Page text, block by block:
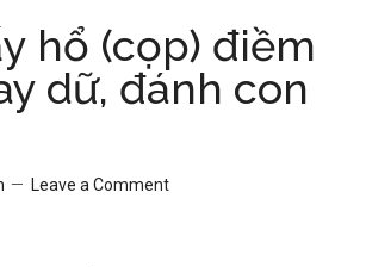
hổ (cọp) điềm
dữ, đánh con
Leave a Comment